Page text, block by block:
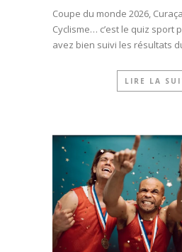
Coupe du monde 2026,
Cyclisme… c’est le quiz sport
avez bien suivi les résultats
LIRE LA